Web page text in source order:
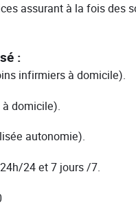
assurant à la fois des
:
infirmiers à domicile).
à domicile).
autonomie).
24 et 7 jours /7.